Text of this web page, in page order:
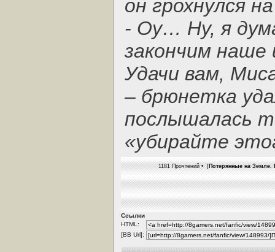
он грохнулся
- Оу… Ну, я
закончим
Удачи вам,
– брюнетка
послышалась
«убирайте
1181 Прочтений • [ Потерянные на
Ссылки
HTML:
[BB Url]: